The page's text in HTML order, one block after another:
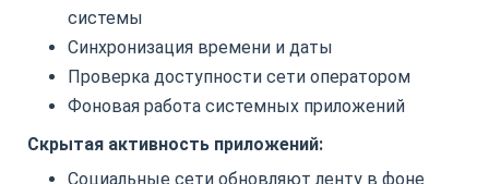
системы
Синхронизация времени и даты
Проверка доступности сети оператором
Фоновая работа системных приложений
Скрытая активность приложений:
Социальные сети обновляют ленту в фоне